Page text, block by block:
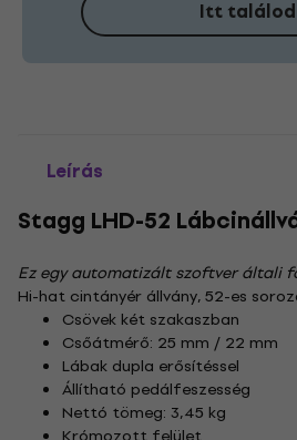
Itt találod
Leírás
Stagg LHD-52
Ez egy automatizált szoftver általi
Hi-hat cintányér állvány, 52-es
Csövek két szakaszban
Csőátmérő: 25 mm / 22 mm
Lábak dupla erősítéssel
Állítható pedálfeszesség
Nettó tömeg: 3,45 kg